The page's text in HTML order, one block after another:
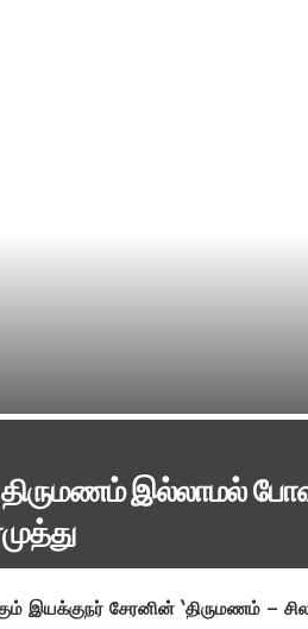
திருமணம் இல்லாமல்
இயக்குநர் சேரனின் ‘திருமணம் –